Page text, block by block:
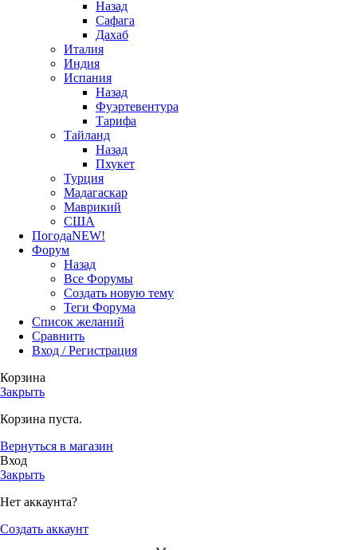
Назад
Сафага
Дахаб
Италия
Индия
Испания
Назад
Фуэртевентура
Тарифа
Тайланд
Назад
Пхукет
Турция
Мадагаскар
Маврикий
США
ПогодаNEW!
Форум
Назад
Все Форумы
Создать новую тему
Теги Форума
Список желаний
Сравнить
Вход / Регистрация
Корзина
Закрыть
Корзина пуста.
Вернуться в магазин
Вход
Закрыть
Нет аккаунта?
Создать аккаунт